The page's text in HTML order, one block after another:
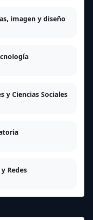
imagen y diseño
y Ciencias Sociales
Redes